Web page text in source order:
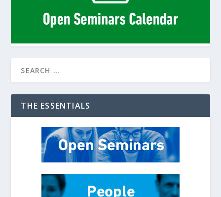
THE ESSENTIALS